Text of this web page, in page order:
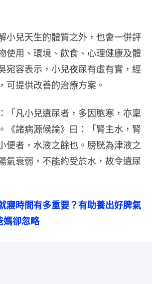
小兒天生的體質之外，也會一併評
使用、環境、飲食、心理健康及體
宛容表示，小兒夜尿有虛有實，經
可提供改善的治療方案。
「凡小兒遺尿者，多因胞寒，亦稟
《諸病源候論》曰：「腎主水，腎
便者，水液之餘也。膀胱為津液之
氣衰弱，不能約受於水，故令遺尿
寢時間有多重要？有助養出好脾氣
媽卻忽略